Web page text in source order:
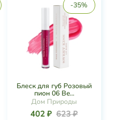
-35%
Блеск для губ Розовый
пион 06 Be...
Дом Природы
402 ₽ 623 ₽